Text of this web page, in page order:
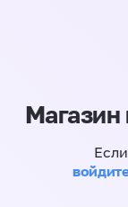
Магазин